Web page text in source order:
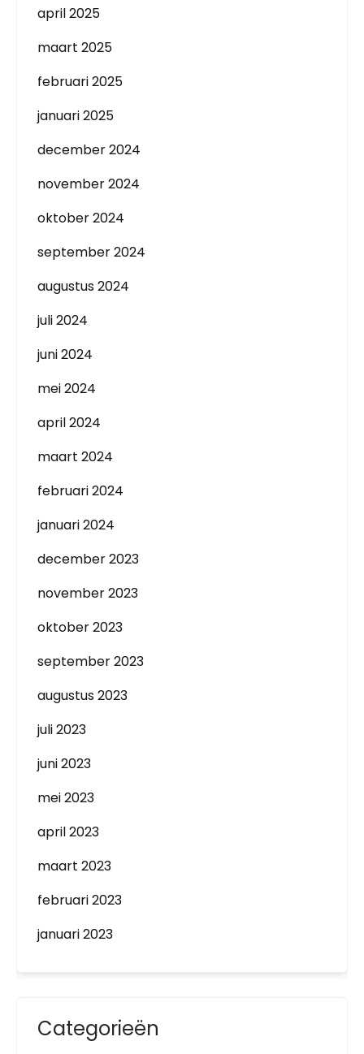
april 2025
maart 2025
februari 2025
januari 2025
december 2024
november 2024
oktober 2024
september 2024
augustus 2024
juli 2024
juni 2024
mei 2024
april 2024
maart 2024
februari 2024
januari 2024
december 2023
november 2023
oktober 2023
september 2023
augustus 2023
juli 2023
juni 2023
mei 2023
april 2023
maart 2023
februari 2023
januari 2023
Categorieën